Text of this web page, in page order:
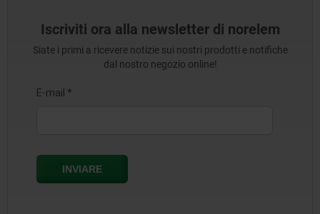
Iscriviti ora alla newsletter di norelem
Siate i primi a ricevere notizie sui nostri prodotti e notifiche
dal nostro negozio online!